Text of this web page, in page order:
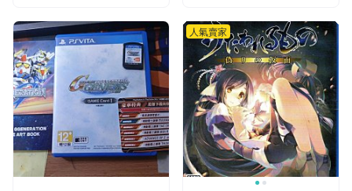
人氣賣家